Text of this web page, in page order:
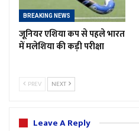
BREAKING NEWS
जूनियर एशिया कप से पहले भारत
में मलेशिया की कड़ी परीक्षा
PREV NEXT
Leave A Reply